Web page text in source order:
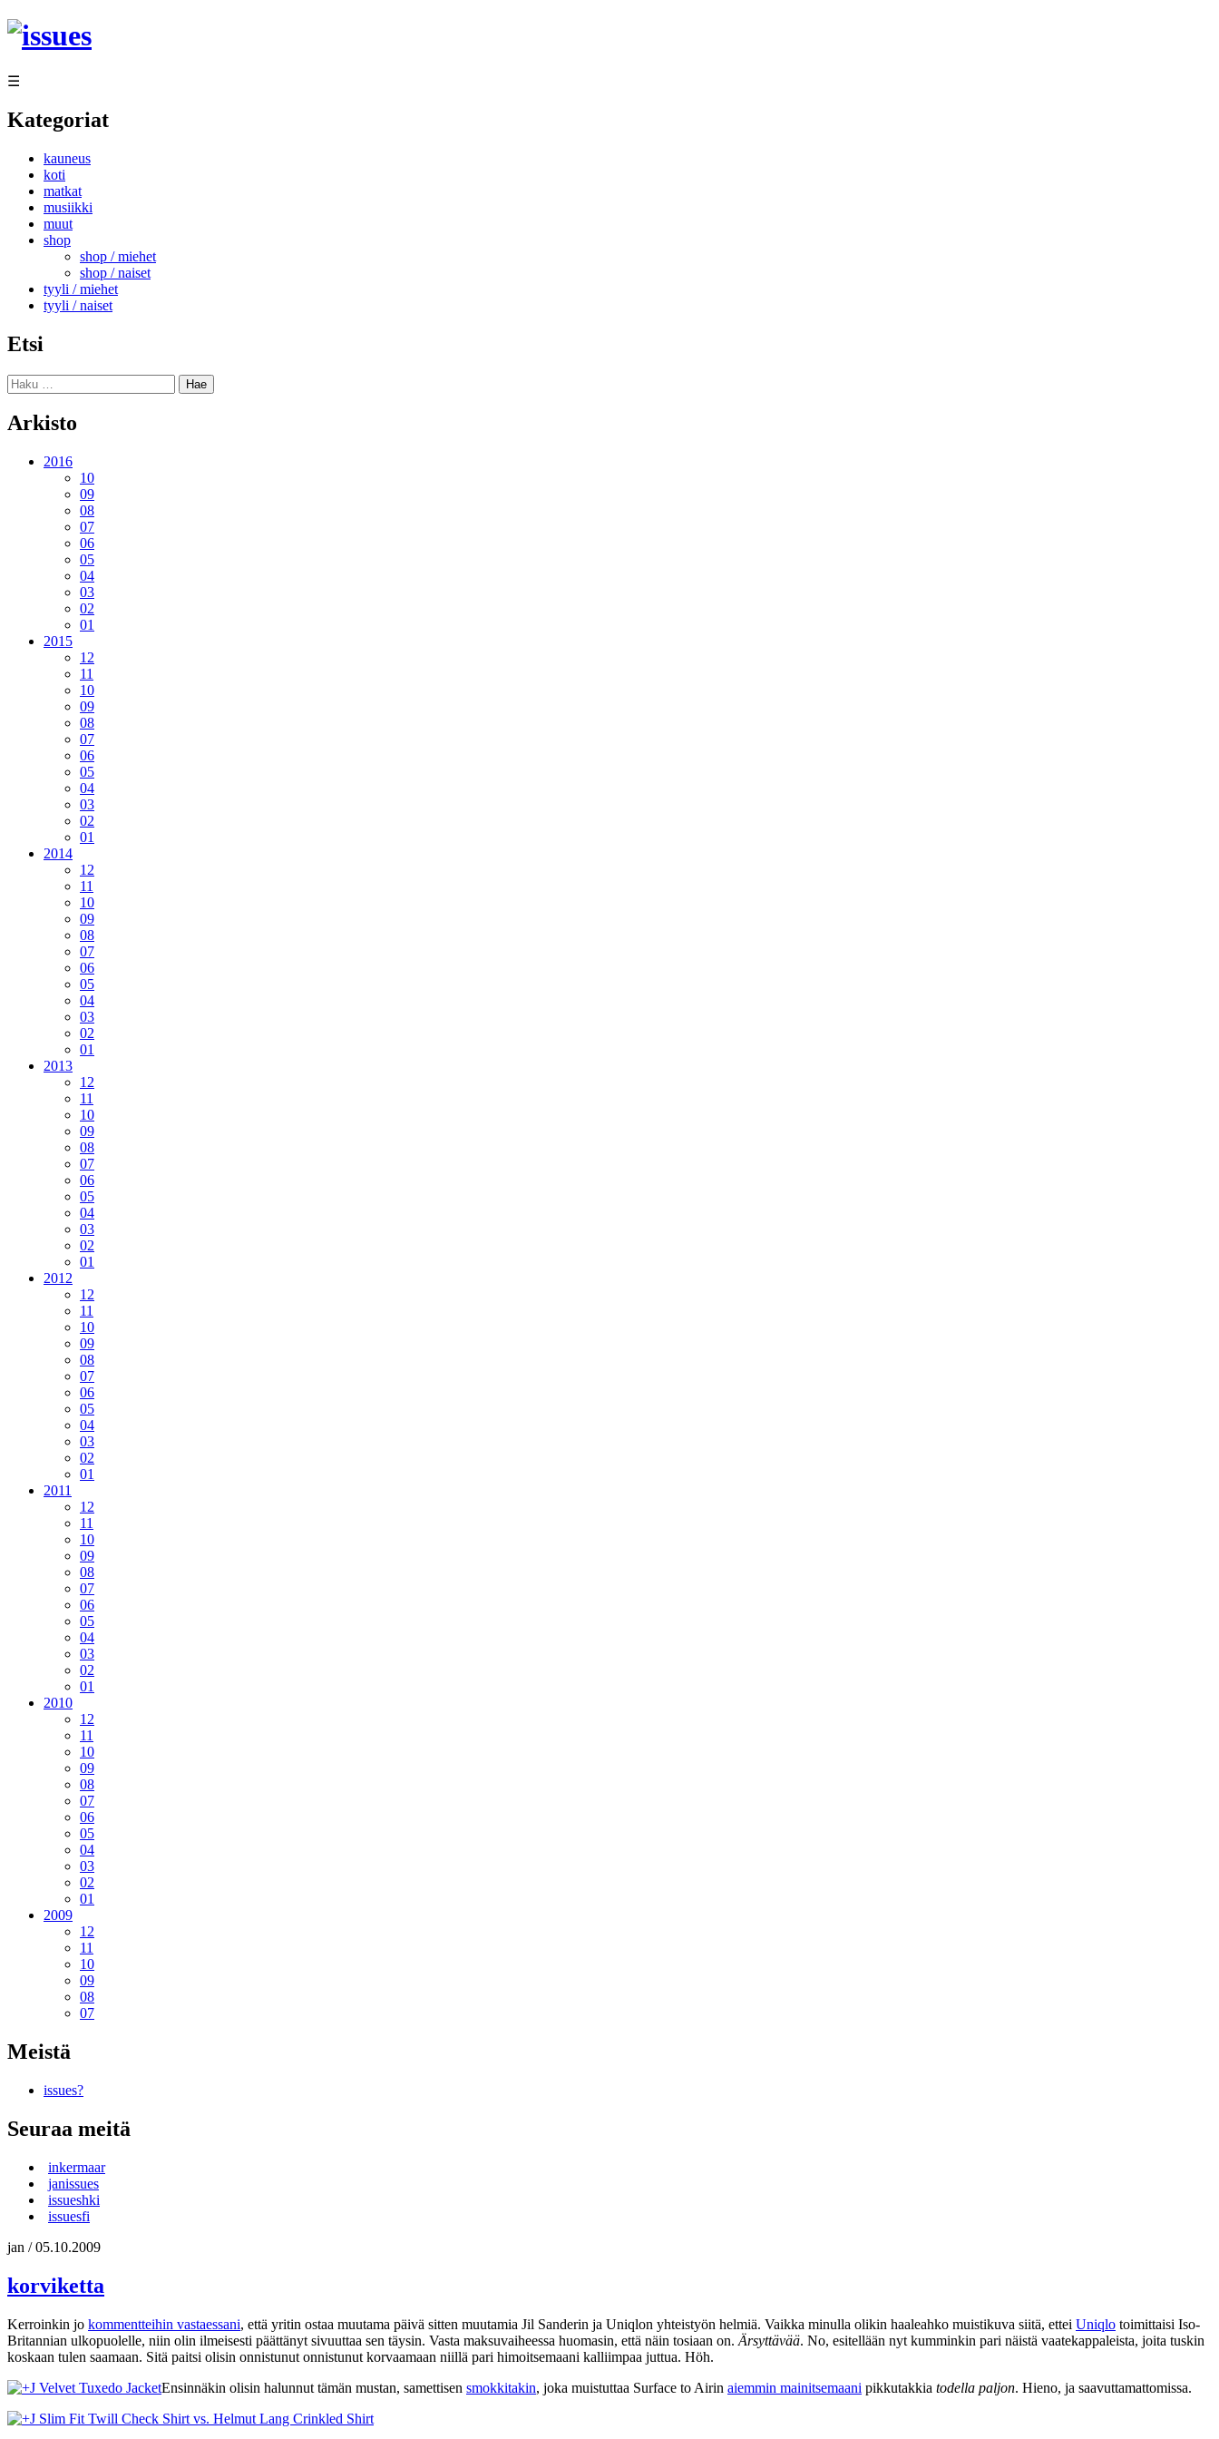
Siirry
sisältöön
☰
Kategoriat
kauneus
koti
matkat
musiikki
muut
shop
shop / miehet
shop / naiset
tyyli / miehet
tyyli / naiset
Etsi
Haku:
Arkisto
2016
10
09
08
07
06
05
04
03
02
01
2015
12
11
10
09
08
07
06
05
04
03
02
01
2014
12
11
10
09
08
07
06
05
04
03
02
01
2013
12
11
10
09
08
07
06
05
04
03
02
01
2012
12
11
10
09
08
07
06
05
04
03
02
01
2011
12
11
10
09
08
07
06
05
04
03
02
01
2010
12
11
10
09
08
07
06
05
04
03
02
01
2009
12
11
10
09
08
07
Meistä
issues?
Seuraa meitä
inkermaar
janissues
issueshki
issuesfi
jan /05.10.2009
korviketta
Kerroinkin jo kommentteihin vastaessani, että yritin ostaa muutama päivä sitten muutamia Jil Sanderin ja Uniqlon yhteistyön helmiä. Vaikka minulla olikin haaleahko muistikuva siitä, ettei Uniqlo toimittaisi Iso-
Britannian ulkopuolelle, niin olin ilmeisesti päättänyt sivuuttaa sen täysin. Vasta maksuvaiheessa huomasin, että näin tosiaan on. Ärsyttävää. No, esitellään nyt kumminkin pari näistä vaatekappaleista, joita tuskin
koskaan tulen saamaan. Sitä paitsi olisin onnistunut onnistunut korvaamaan niillä pari himoitsemaani kalliimpaa juttua. Höh.
Ensinnäkin olisin halunnut tämän mustan, samettisen smokkitakin, joka muistuttaa Surface to Airin aiemmin mainitsemaani pikkutakkia todella paljon. Hieno, ja saavuttamattomissa.